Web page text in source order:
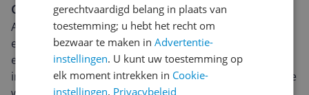
Gemakkelijk koffie zetten voor één
Als koffieliefhebber weet je hoe belangrijk het is om
een goed apparaat te hebben. De Clatronic KA 3356 is
een compacte filterkoffiezetter die perfect is voor
individuen die snel en eenvoudig een enkel kopje koffie
gerechtvaardigd belang in plaats van
toestemming; u hebt het recht om
bezwaar te maken inAdvertentie-
instellingen. U kunt uw toestemming op
elk moment intrekken in Cookie-
instellingen. Privacybeleid